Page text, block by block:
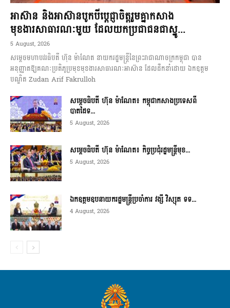
អាស៊ាន និងអាស៊ានបូកបីប្តេជ្ញាចិត្តរួមគ្នាកសាង
មុខងារសាធារណៈមួយ ដែលយកប្រជាជនជាស្នូ...
5 August, 2026
សម្តេចមហាបវរធិបតី ហ៊ុន ម៉ាណែត នាយករដ្ឋមន្ត្រីនៃព្រះរាជាណាចក្រកម្ពុជា បាន
អនុញ្ញាតឱ្យគណៈប្រតិភូប្រមុខមុខងារសាធារណៈអាស៊ាន ដែលដឹកនាំដោយ ឯកឧត្តម
បណ្ឌិត Zudan Arif Fakrulloh
សម្ដេចធិបតី ហ៊ុន ម៉ាណែត៖ កម្ពុជាកសាងប្រទេសពី
បាតដៃទ...
5 August, 2026
សម្ដេចធិបតី ហ៊ុន ម៉ាណែត៖ កិច្ចប្រជុំរដ្ឋមន្ត្រីមុខ...
5 August, 2026
ឯកឧត្តមឧបនាយករដ្ឋមន្ត្រីប្រចាំការ វង្សី វិស្សុត ទទ...
4 August, 2026